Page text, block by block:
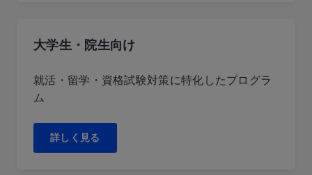
大学生・院生向け
就活・留学・資格試験対策に特化したプログラ
ム
詳しく見る